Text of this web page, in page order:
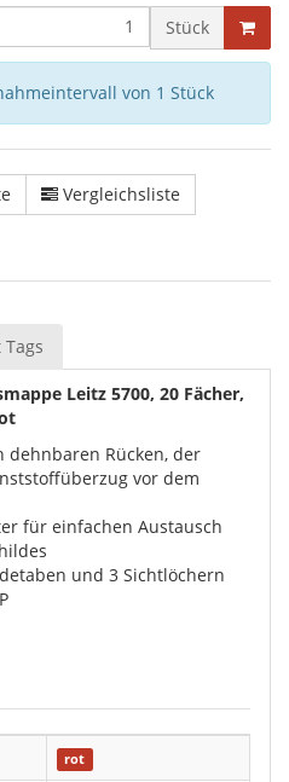
Stück
von 1 Stück
Vergleichsliste
Leitz 5700, 20 Fächer,
dehnbaren Rücken, der
vor dem
für einfachen Austausch
und 3 Sichtlöchern
rot